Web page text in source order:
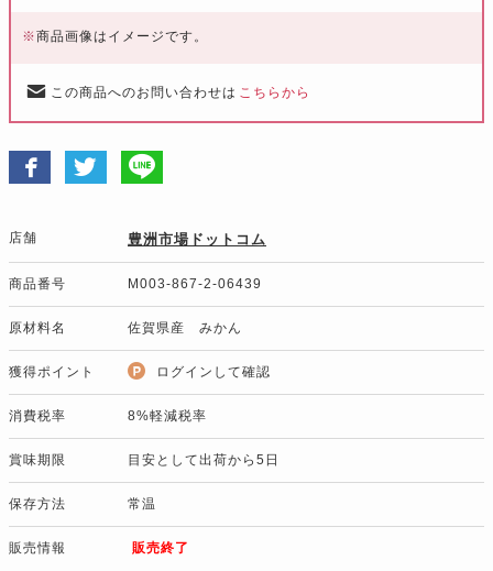
※商品画像はイメージです。
この商品へのお問い合わせは こちらから
店舗 豊洲市場ドットコム
商品番号 M003-867-2-06439
原材料名 佐賀県産 みかん
獲得ポイント ログインして確認
消費税率 8%軽減税率
賞味期限 目安として出荷から5日
保存方法 常温
販売情報 販売終了